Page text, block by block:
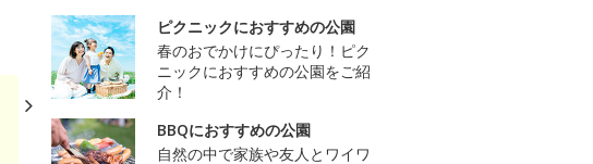
ピクニックにおすすめの公園
春のおでかけにぴったり！ピク
ニックにおすすめの公園をご紹
介！
BBQにおすすめの公園
自然の中で家族や友人とワイワ